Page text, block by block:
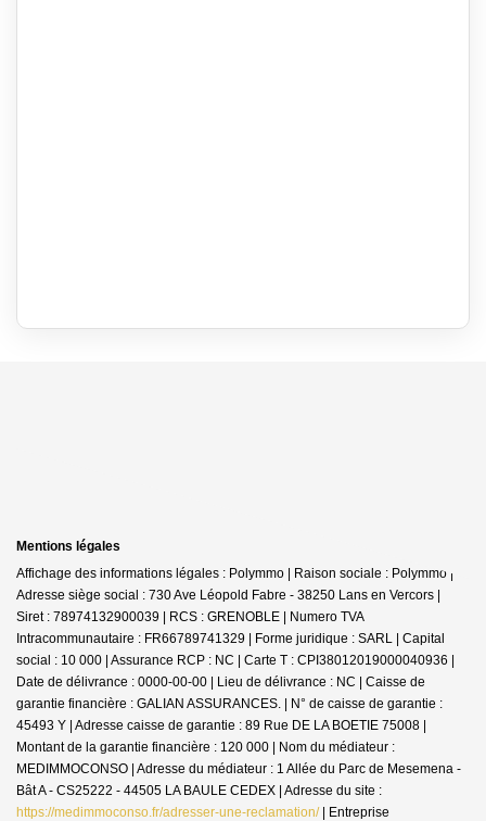
Mentions légales
Affichage des informations légales : Polymmo | Raison sociale : Polymmo |
Adresse siège social : 730 Ave Léopold Fabre - 38250 Lans en Vercors |
Siret : 78974132900039 | RCS : GRENOBLE | Numero TVA
Intracommunautaire : FR66789741329 | Forme juridique : SARL | Capital
social : 10 000 | Assurance RCP : NC | Carte T : CPI38012019000040936 |
Date de délivrance : 0000-00-00 | Lieu de délivrance : NC | Caisse de
garantie financière : GALIAN ASSURANCES. | N° de caisse de garantie :
45493 Y | Adresse caisse de garantie : 89 Rue DE LA BOETIE 75008 |
Montant de la garantie financière : 120 000 | Nom du médiateur :
MEDIMMOCONSO | Adresse du médiateur : 1 Allée du Parc de Mesemena -
Bât A - CS25222 - 44505 LA BAULE CEDEX | Adresse du site :
https://medimmoconso.fr/adresser-une-reclamation/| Entreprise